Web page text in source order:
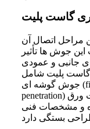
گاست پلیت
مراحل اتصال آن
جوش‌ ها تأثیر
جانبی و عمودی
گاست پلیت شامل
جوش گوشه‌ ای (fillet) و جوش نفوذی کامل (full
penetration) است. انتخاب نوع جوش به ضخامت ورق
و مشخصات فنی